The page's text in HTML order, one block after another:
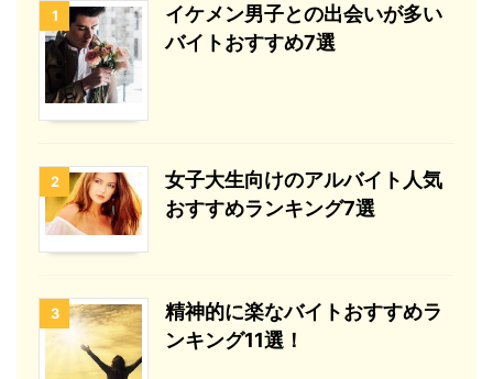
1
イケメン男子との出会いが多い
バイトおすすめ7選
2
女子大生向けのアルバイト人気
おすすめランキング7選
3
精神的に楽なバイトおすすめラ
ンキング11選！